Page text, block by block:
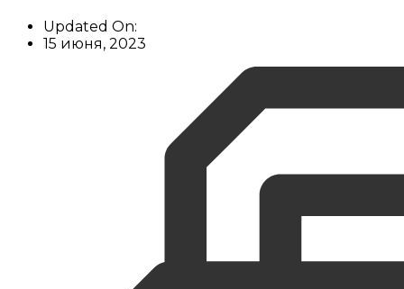
Updated On:
15 июня, 2023